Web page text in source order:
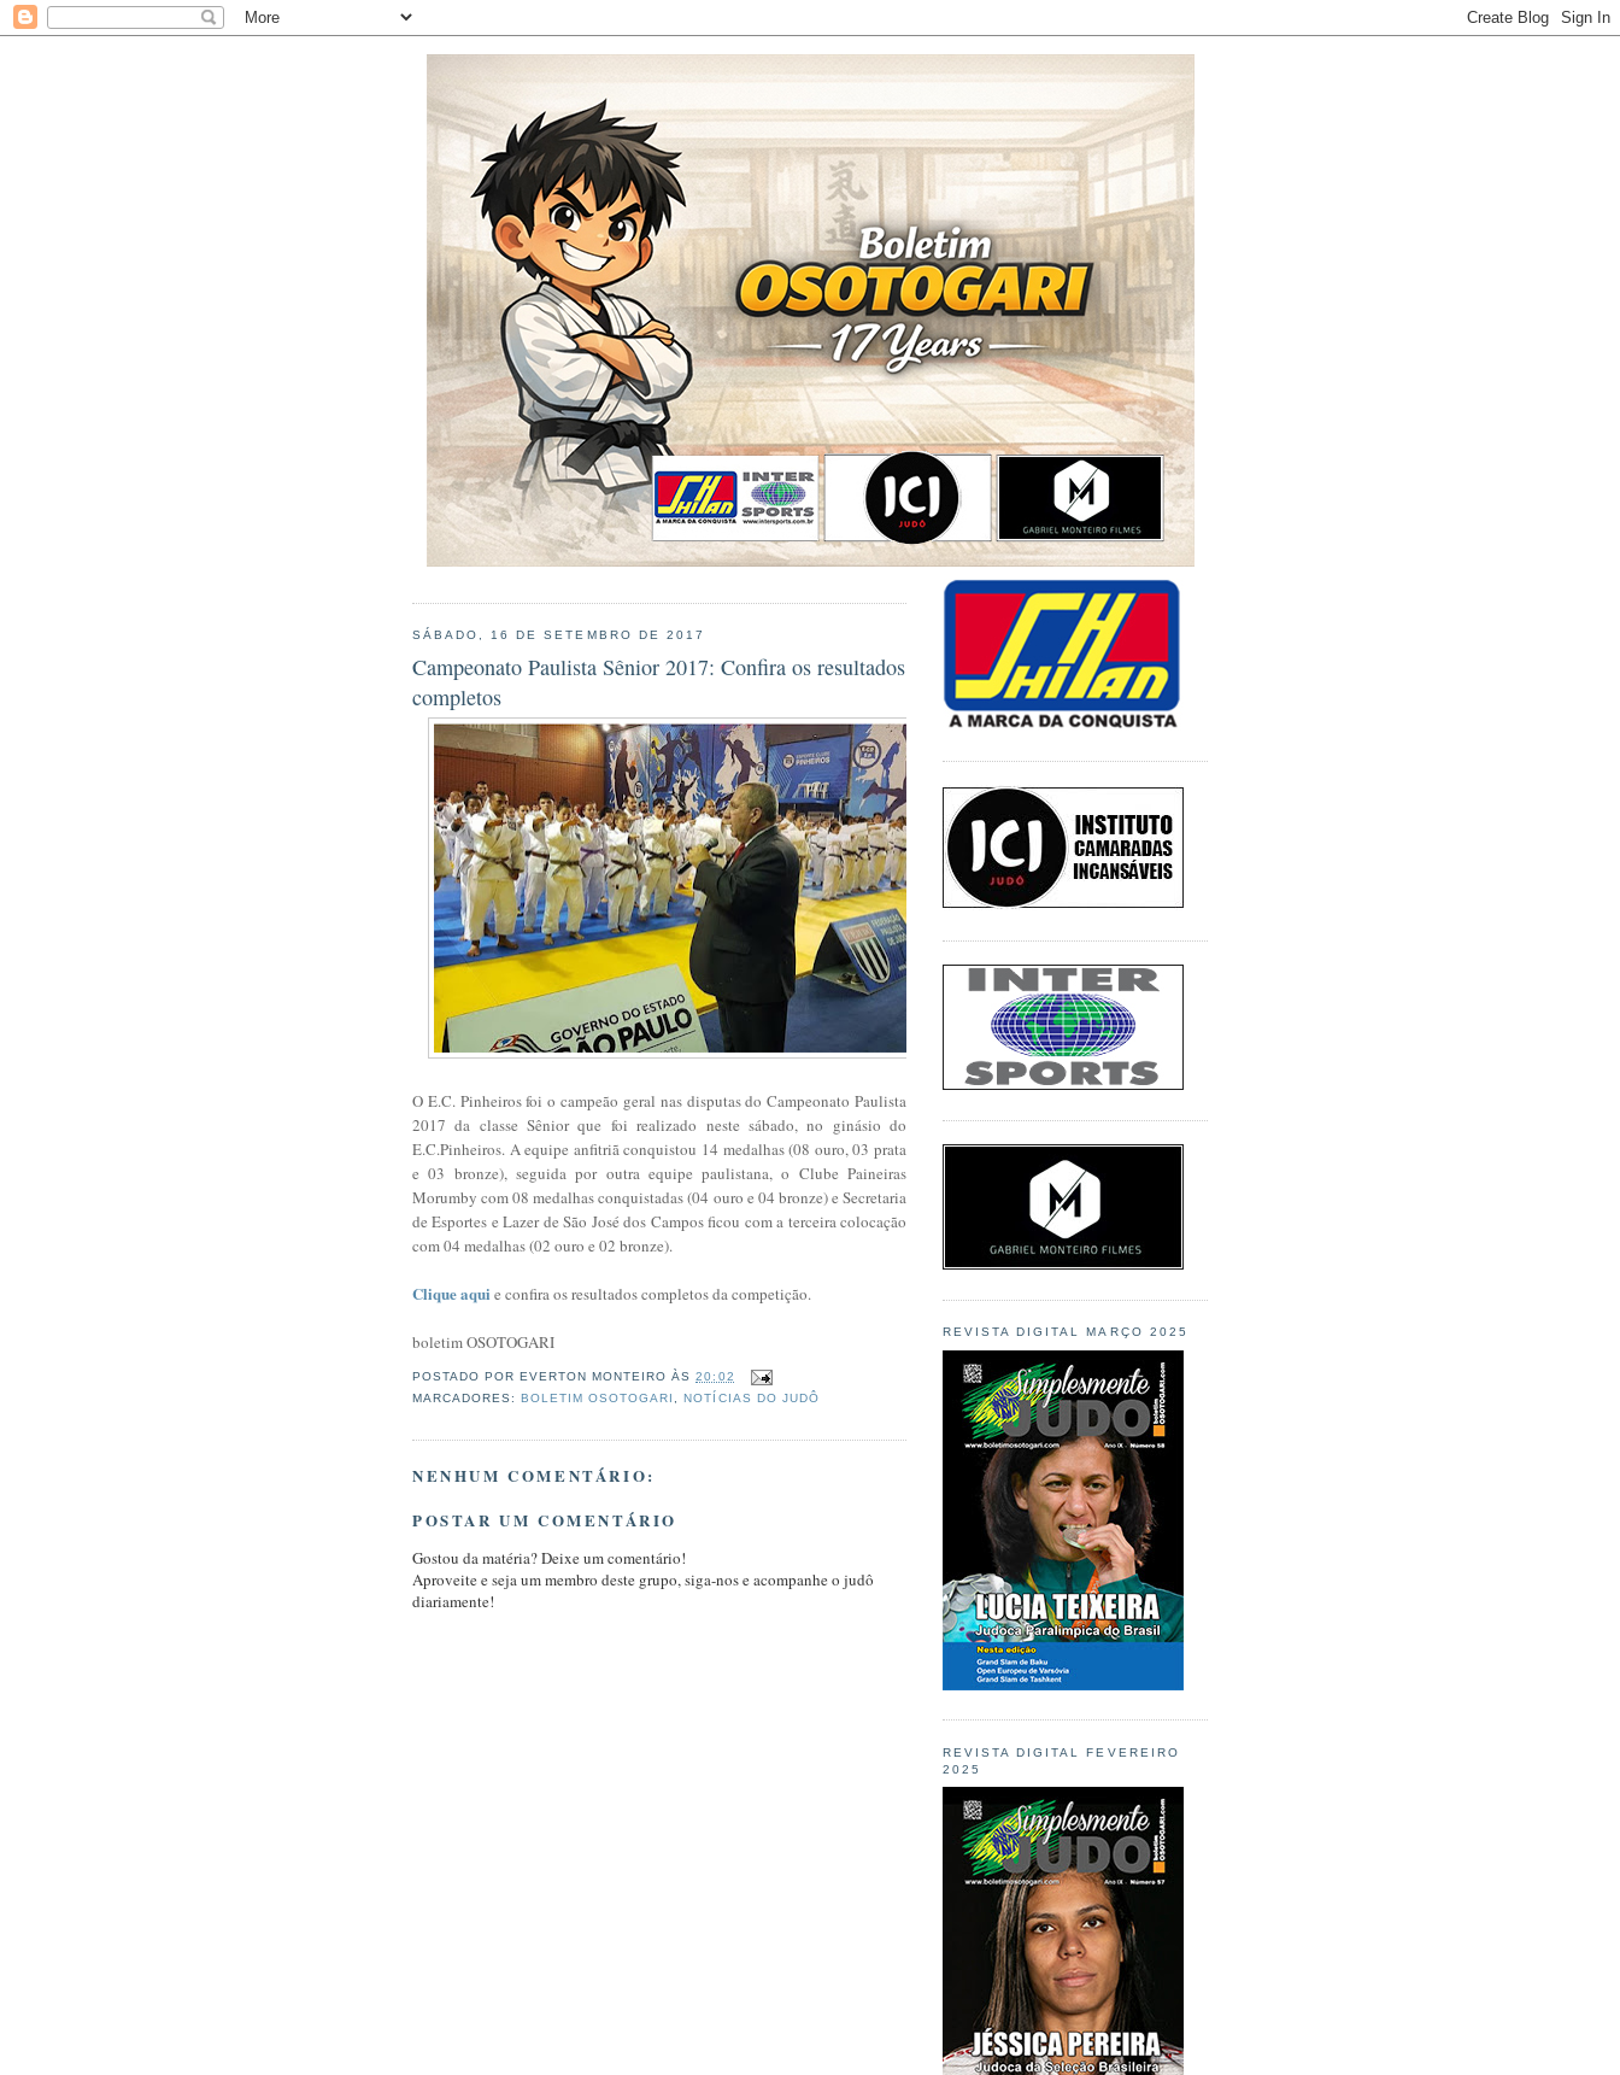
SÁBADO, 16 DE SETEMBRO DE 2017
Campeonato Paulista Sênior 2017: Confira os resultados
completos
O E.C. Pinheiros foi o campeão geral nas disputas do Campeonato Paulista
2017 da classe Sênior que foi realizado neste sábado, no ginásio do
E.C.Pinheiros. A equipe anfitriã conquistou 14 medalhas (08 ouro, 03 prata
e 03 bronze), seguida por outra equipe paulistana, o Clube Paineiras
Morumby com 08 medalhas conquistadas (04 ouro e 04 bronze) e Secretaria
de Esportes e Lazer de São José dos Campos ficou com a terceira colocação
com 04 medalhas (02 ouro e 02 bronze).
Clique aqui e confira os resultados completos da competição.
boletim OSOTOGARI
POSTADO POR EVERTON MONTEIRO ÀS20:02
MARCADORES:BOLETIM OSOTOGARI ,NOTÍCIAS DO JUDÔ
NENHUM COMENTÁRIO:
POSTAR UM COMENTÁRIO
Gostou da matéria? Deixe um comentário!
Aproveite e seja um membro deste grupo, siga-nos e acompanhe o judô
diariamente!
REVISTA DIGITAL MARÇO 2025
REVISTA DIGITAL FEVEREIRO
2025